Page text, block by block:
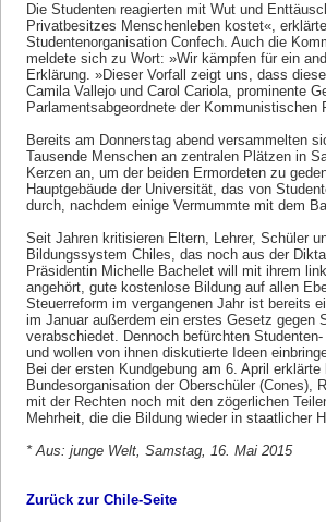
Die Studenten reagierten mit Wut und
Privatbesitzes Menschenleben kostet«,
Studentenorganisation Confech. Auch die
meldete sich zu Wort: »Wir kämpfen für ein
Erklärung. »Dieser Vorfall zeigt uns, dass
Camila Vallejo und Carol Cariola, prominente
Parlamentsabgeordnete der
Bereits am Donnerstag abend versammelten
Tausende Menschen an zentralen Plätzen in
Kerzen an, um der beiden Ermordeten zu
Hauptgebäude der Universität, das von
durch, nachdem einige Vermummte mit dem
Seit Jahren kritisieren Eltern, Lehrer, Schüler
Bildungssystem Chiles, das noch aus der
Präsidentin Michelle Bachelet will mit ihrem
angehört, gute kostenlose Bildung auf allen
Steuerreform im vergangenen Jahr ist bereits
im Januar außerdem ein erstes Gesetz gegen
verabschiedet. Dennoch befürchten
und wollen von ihnen diskutierte Ideen
Bei der ersten Kundgebung am 6. April
Bundesorganisation der Oberschüler (Cones),
mit der Rechten noch mit den zögerlichen
Mehrheit, die die Bildung wieder in staatlicher
* Aus: junge Welt, Samstag, 16. Mai 2015
Zurück zur Chile-Seite